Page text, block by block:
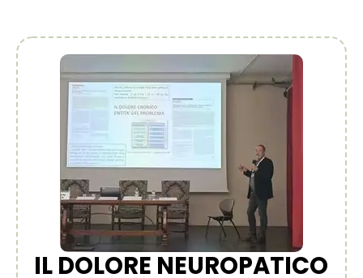
IL DOLORE NEUROPATICO